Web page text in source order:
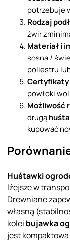
potrzebuje
Rodzaj
żwir
Materiał i
sosna /
poliestru
Certyfikaty
powłoki
Możliwość
drugą
kupować
Huśtawki
lżejsze w
Drewniane
własną
kolei bujawka
jest